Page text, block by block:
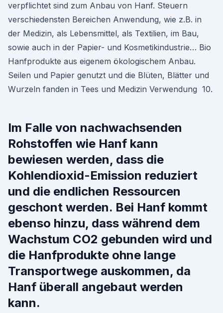
verpflichtet sind zum Anbau von Hanf. Steuern
verschiedensten Bereichen Anwendung, wie z.B. in
der Medizin, als Lebensmittel, als Textilien, im Bau,
sowie auch in der Papier- und Kosmetikindustrie… Bio
Hanfprodukte aus eigenem ökologischem Anbau.
Seilen und Papier genutzt und die Blüten, Blätter und
Wurzeln fanden in Tees und Medizin Verwendung 10.
Im Falle von nachwachsenden
Rohstoffen wie Hanf kann
bewiesen werden, dass die
Kohlendioxid-Emission reduziert
und die endlichen Ressourcen
geschont werden. Bei Hanf kommt
ebenso hinzu, dass während dem
Wachstum CO2 gebunden wird und
die Hanfprodukte ohne lange
Transportwege auskommen, da
Hanf überall angebaut werden
kann.